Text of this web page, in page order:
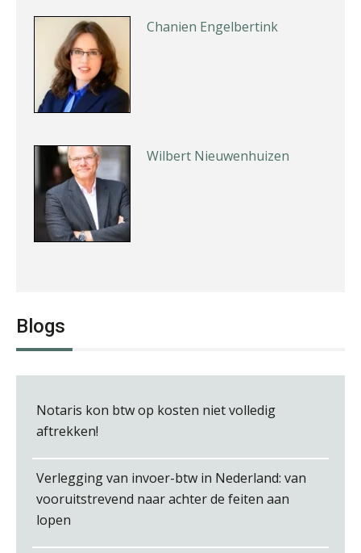
Chanien Engelbertink
Wilbert Nieuwenhuizen
Guney Bagislayici
Marja van den Oetelaar
Blogs
Notaris kon btw op kosten niet volledig
aftrekken!
Verlegging van invoer-btw in Nederland: van
vooruitstrevend naar achter de feiten aan
lopen